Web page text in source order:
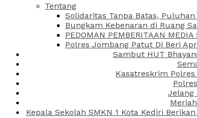
Tentang
Solidaritas Tanpa Batas,
Bungkam Kebenaran di Ruang
PEDOMAN PEMBERITAAN MEDIA
Polres Jombang Patut Di Beri
Sambut HUT
Kasatreskrim
Jelang
Kepala Sekolah SMKN 1 Kota Kediri